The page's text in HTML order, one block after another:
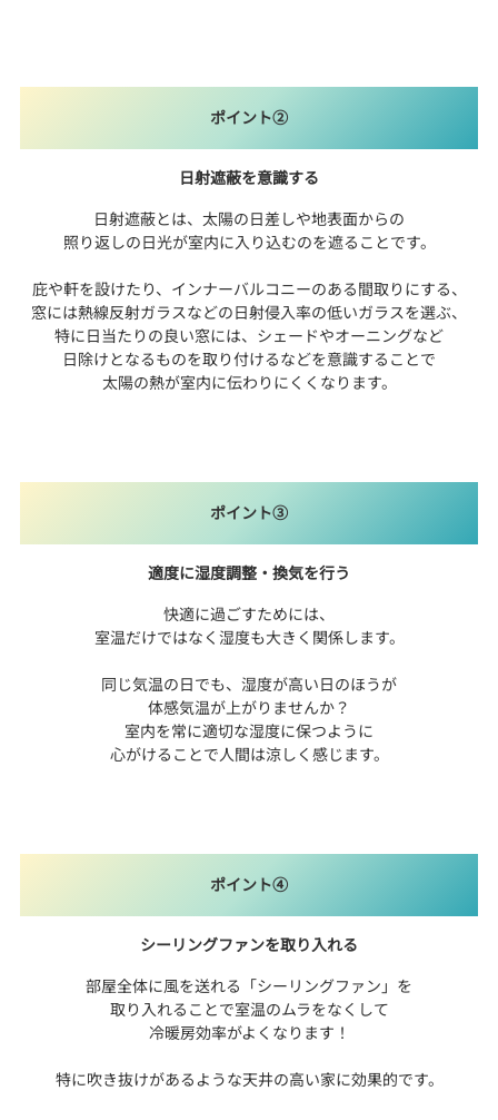
ポイント②
日射遮蔽を意識する
日射遮蔽とは、太陽の日差しや地表面からの
照り返しの日光が室内に入り込むのを遮ることです。
庇や軒を設けたり、インナーバルコニーのある間取りにする、
窓には熱線反射ガラスなどの日射侵入率の低いガラスを選ぶ、
特に日当たりの良い窓には、シェードやオーニングなど
日除けとなるものを取り付けるなどを意識することで
太陽の熱が室内に伝わりにくくなります。
ポイント③
適度に湿度調整・換気を行う
快適に過ごすためには、
室温だけではなく湿度も大きく関係します。
同じ気温の日でも、湿度が高い日のほうが
体感気温が上がりませんか？
室内を常に適切な湿度に保つように
心がけることで人間は涼しく感じます。
ポイント④
シーリングファンを取り入れる
部屋全体に風を送れる「シーリングファン」を
取り入れることで室温のムラをなくして
冷暖房効率がよくなります！
特に吹き抜けがあるような天井の高い家に効果的です。